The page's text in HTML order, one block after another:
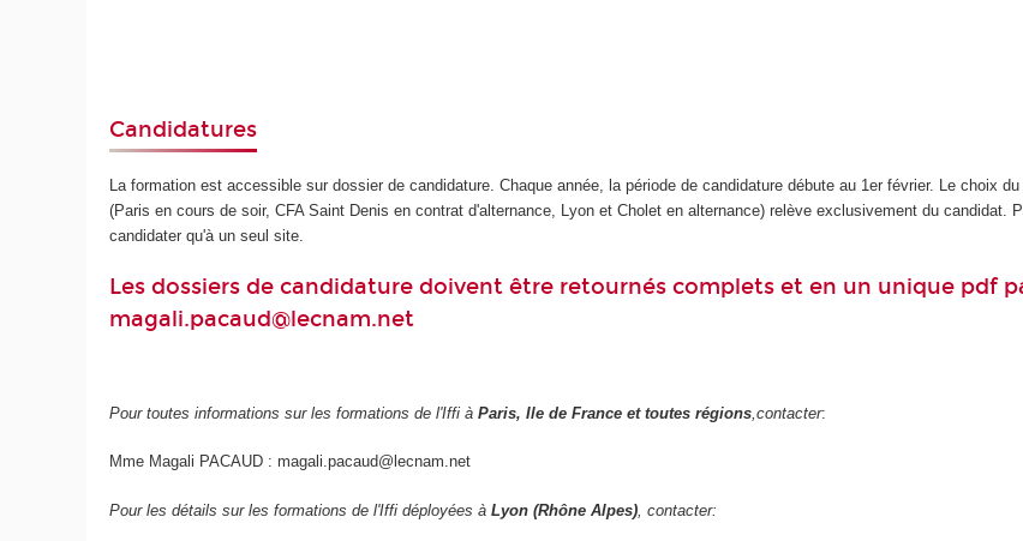
Candidatures
La formation est accessible sur dossier de candidature. Chaque année, la période de candidature débute au 1er février. Le choix
(Paris en cours de soir, CFA Saint Denis en contrat d'alternance, Lyon et Cholet en alternance) relève exclusivement du candidat.
candidater qu'à un seul site.
Les dossiers de candidature doivent être retournés complets et en un unique pdf
magali.pacaud@lecnam.net
Pour toutes informations sur les formations de l'Iffi à Paris, Ile de France et toutes régions ,contacter:
Mme Magali PACAUD : magali.pacaud@lecnam.net
Pour les détails sur les formations de l'Iffi déployées àLyon (Rhône Alpes) , contacter: